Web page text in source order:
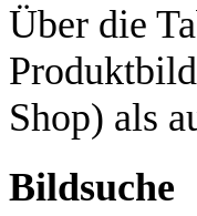
Über die
Shop) als
Bildsuche